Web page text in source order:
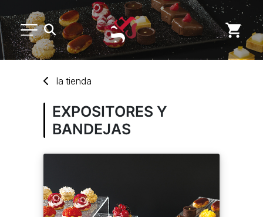
DESECHABLES
MARCAS
SERVICIO POSVENTA
la tienda
EXPOSITORES Y
BANDEJAS